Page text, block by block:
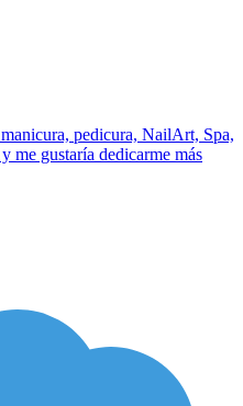
pedicura, NailArt, Spa,
me gustaría dedicarme más